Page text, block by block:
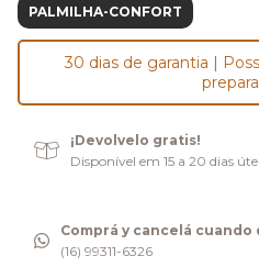
PALMILHA-CONFORT
30 dias de garantia |
¡Devolvelo gratis!
Disponível em 15 a 20 dias
Comprá y cancelá cuando
(16) 99311-6326